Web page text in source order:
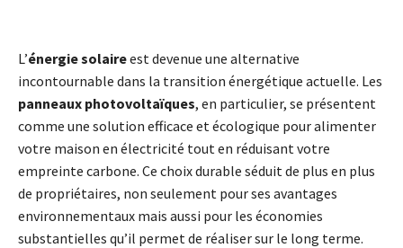
L’énergie solaireest devenue une alternative
incontournable dans la transition énergétique actuelle. Les
panneaux photovoltaïques, en particulier, se présentent
comme une solution efficace et écologique pour alimenter
votre maison en électricité tout en réduisant votre
empreinte carbone. Ce choix durable séduit de plus en plus
de propriétaires, non seulement pour ses avantages
environnementaux mais aussi pour les économies
substantielles qu’il permet de réaliser sur le long terme.